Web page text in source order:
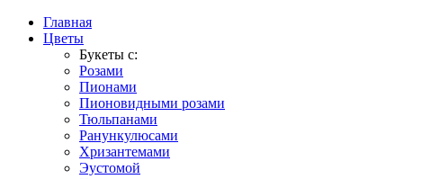
Главная
Цветы
Букеты с:
Розами
Пионами
Пионовидными розами
Тюльпанами
Ранункулюсами
Хризантемами
Эустомой